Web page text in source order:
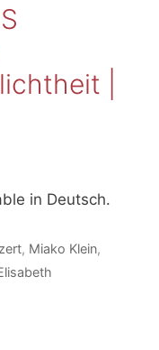
|
in Deutsch.
, Miako Klein,